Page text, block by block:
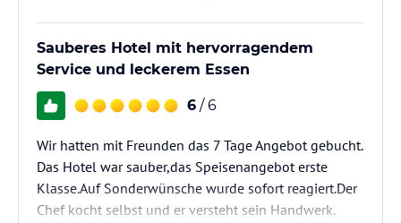
Sauberes Hotel mit hervorragendem
Service und leckerem Essen
6 / 6
Wir hatten mit Freunden das 7 Tage Angebot gebucht.
Das Hotel war sauber,das Speisenangebot erste
Klasse.Auf Sonderwünsche wurde sofort reagiert.Der
Chef kocht selbst und er versteht sein Handwerk.